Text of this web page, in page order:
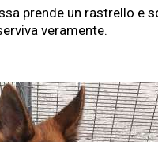
prende un rastrello e
veramente.